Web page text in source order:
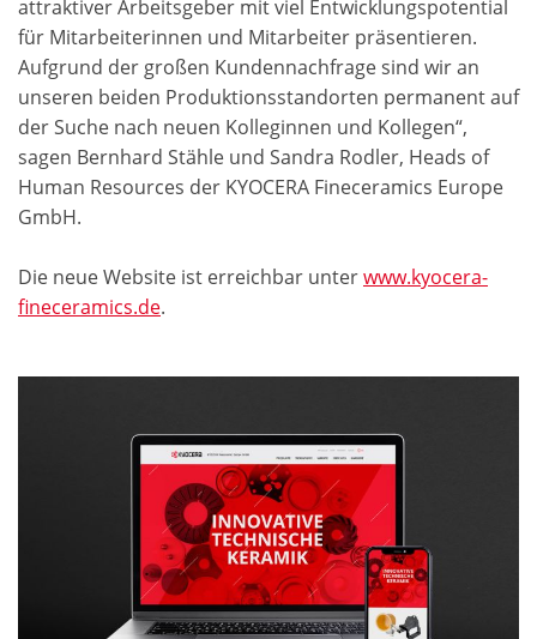
attraktiver Arbeitsgeber mit viel Entwicklungspotential
für Mitarbeiterinnen und Mitarbeiter präsentieren.
Aufgrund der großen Kundennachfrage sind wir an
unseren beiden Produktionsstandorten permanent auf
der Suche nach neuen Kolleginnen und Kollegen“,
sagen Bernhard Stähle und Sandra Rodler, Heads of
Human Resources der KYOCERA Fineceramics Europe
GmbH.
Die neue Website ist erreichbar unterwww.kyocera-
fineceramics.de.